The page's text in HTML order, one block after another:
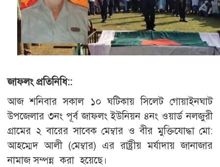
জাফলং প্রতিনিধি::
আজ শনিবার সকাল ১০ ঘটিকায়সিলেটগোয়াইনঘাট
উপজেলার ৩নং পূর্ব জাফলং ইউনিয়ন ৪নং ওয়ার্ড নলজুরী
গ্রামের ২ বারের সাবেক মেম্বার ও বীর মুক্তিযোদ্ধা মো:
আহম্মেদ আলী (মেম্বার) এর রাষ্ট্রীয় মর্যাদায় জানাজার
নামাজ সম্পন্ন করা হয়েছে।